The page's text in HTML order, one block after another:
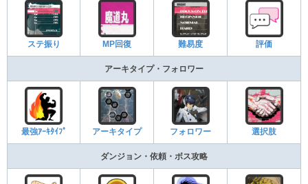
ステ振り MP回復 難易度 評価
アーキタイプ・フォロワー
最強ｱｰｷﾀｲﾌﾟ アーキタイプ フォロワー 選択肢
ダンジョン・依頼・ボス攻略